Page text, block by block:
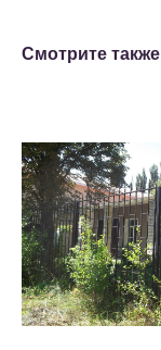
Смотрите также